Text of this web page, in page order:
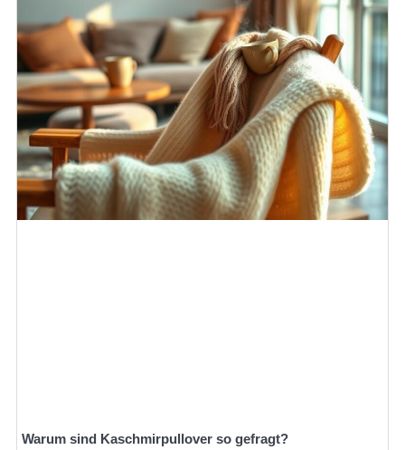
Warum sind Kaschmirpullover so gefragt?